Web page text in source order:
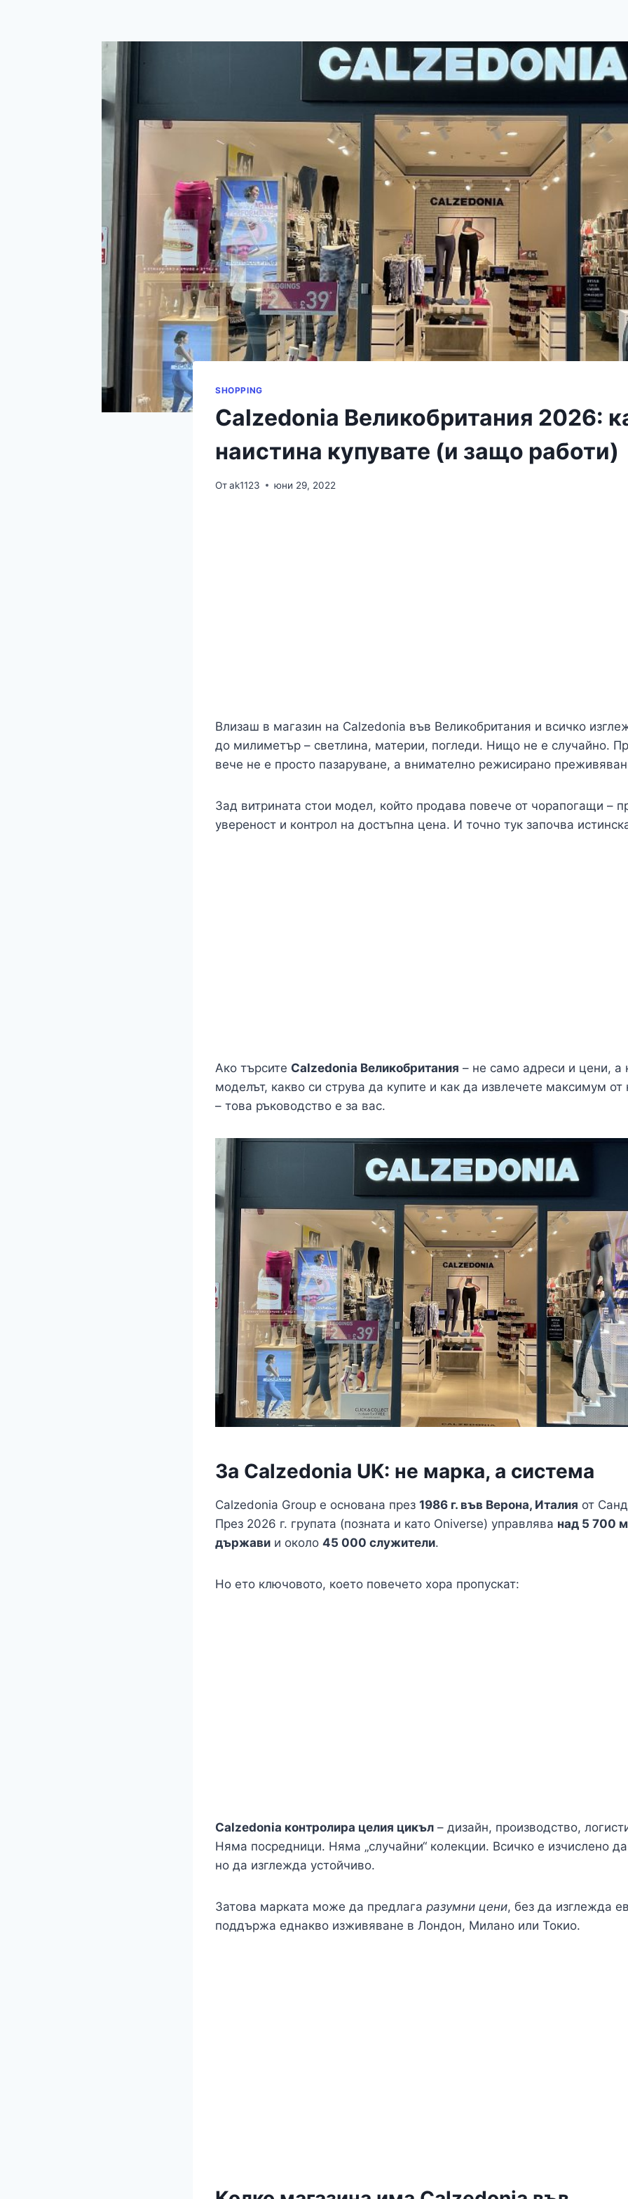
SHOPPING
Calzedonia Великобритания 2026:
наистина купувате (и защо работи)
Отak1123 юни 29, 2022
Влизаш в магазин на Calzedonia във Великобритания и всичко
до милиметър – светлина, материи, погледи. Нищо не е случайно.
вече не е просто пазаруване, а внимателно режисирано
Зад витрината стои модел, който продава повече от чорапогащи –
увереност и контрол на достъпна цена. И точно тук започва
Ако търсите Calzedonia Великобритания – не само адреси и цени, а
моделът, какво си струва да купите и как да извлечете максимум от
– това ръководство е за вас.
За Calzedonia UK: не марка, а система
Calzedonia Group е основана през 1986 г. във Верона, Италия от
През 2026 г. групата (позната и като Oniverse) управлява над 5 700
държави и около 45 000 служители.
Но ето ключовото, което повечето хора пропускат:
Calzedonia контролира целия цикъл – дизайн, производство,
Няма посредници. Няма „случайни“ колекции. Всичко е изчислено
но да изглежда устойчиво.
Затова марката може да предлага разумни цени, без да изглежда
поддържа еднакво изживяване в Лондон, Милано или Токио.